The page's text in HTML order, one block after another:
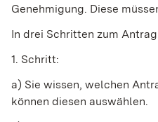
Genehmigung. Diese
In drei Schritten zum
1. Schritt:
a) Sie wissen, welchen
können diesen auswählen.